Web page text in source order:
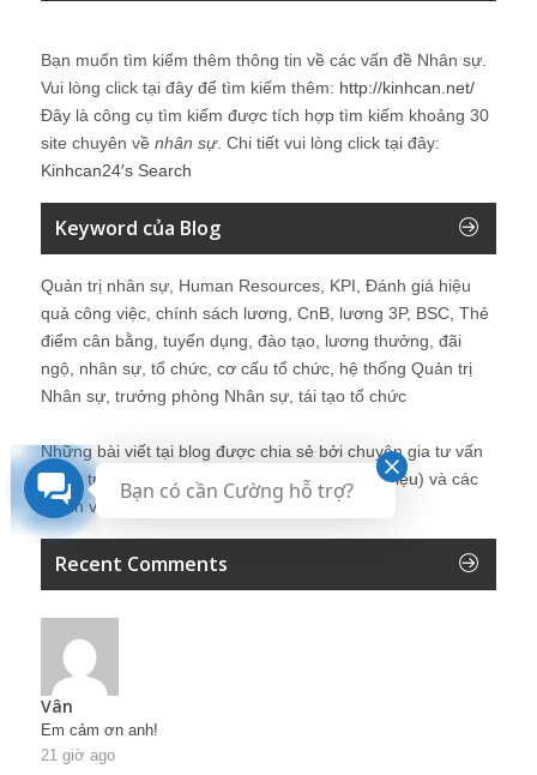
Bạn muốn tìm kiếm thêm thông tin về các vấn đề Nhân sự
Vui lòng click tại đây để tìm kiếm thêm: http://kinhcan.net/
Đây là công cụ tìm kiếm được tích hợp tìm kiếm khoảng 30
site chuyên về nhân sự. Chi tiết vui lòng click tại đây:
Kinhcan24′s Search
Keyword của Blog
Quản trị nhân sự, Human Resources, KPI, Đánh giá hiệu
quả công việc, chính sách lương, CnB, lương 3P, BSC, Thẻ
điểm cân bằng, tuyển dụng, đào tạo, lương thưởng, đãi
ngộ, nhân sự, tổ chức, cơ cấu tổ chức, hệ thống Quản trị
Nhân sự, trưởng phòng Nhân sự, tái tạo tổ chức
Những bài viết tại blog được chia sẻ bởi chuyên gia tư vấn
Quản trị Nhân sự Nguyễn Hùng Cường (
giới thiệu) và các
thành viên khác trong cộng đồng Nhân sự.
Recent Comments
Vân
Em cảm ơn anh!
21 giờ ago
Bạn có cần Cường hỗ trợ?